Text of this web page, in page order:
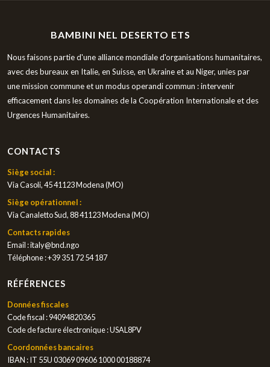
BAMBINI NEL DESERTO ETS
Nous faisons partie d'une alliance mondiale d'organisations humanitaires,
avec des bureaux en Italie, en Suisse, en Ukraine et au Niger, unies par
une mission commune et un modus operandi commun : intervenir
efficacement dans les domaines de la Coopération Internationale et des
Urgences Humanitaires.
CONTACTS
Siège social :
Via Casoli, 45 41123 Modena (MO)
Siège opérationnel :
Via Canaletto Sud, 88 41123 Modena (MO)
Contacts rapides
Email :italy@bnd.ngo
Téléphone :+39 351 72 54 187
RÉFÉRENCES
Données fiscales
Code fiscal : 94094820365
Code de facture électronique : USAL8PV
Coordonnées bancaires
IBAN : IT 55U 03069 09606 1000 00188874